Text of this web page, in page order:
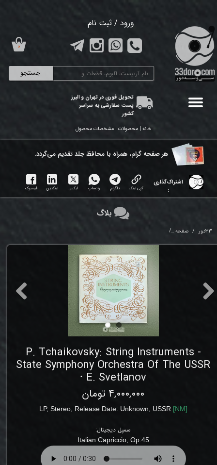
جستجو
ورود / ثبت نام
تغییر گذر واژه
سفارشات
تحویل فوری در تهران و البرز
پست سفارشی به سراسر
کشور
۰
خانه | محصولات | مشخصات محصول
هر ​صفحه گرام، همراه با محافظ جلد تقدیم می‌گردد.
اشتراک‌گذاری
:
کپی لینک تلگرام واتساپ ایکس لینکدین فیسبوک
33دور صفحه
P. Tchaikovsky: String Instruments -
State Symphony Orchestra Of The USSR
⸱ E. Svetlanov
۴,۰۰۰,۰۰۰ تومان
LP, Stereo, Release Date: Unknown USSR [NM]
سمپل دیجیتال:
Italian Capriccio Op.45
بلاگ